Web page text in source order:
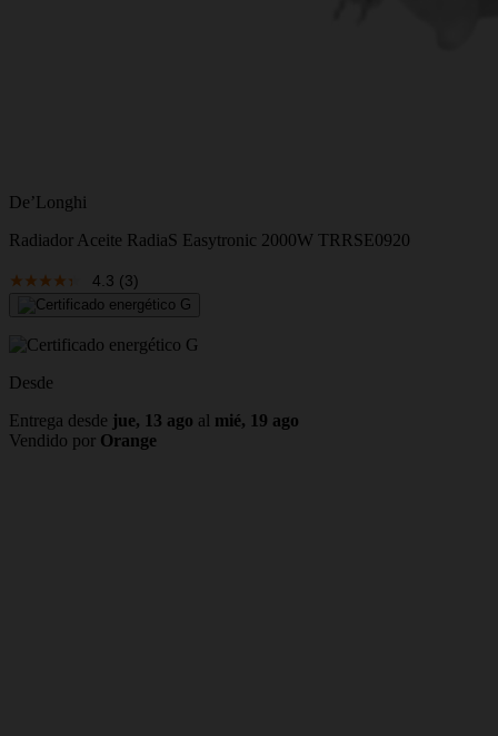
De’Longhi
Radiador Aceite RadiaS Easytronic 2000W TRRSE0920
4.3 (3)
Desde
Entrega desde jue, 13 ago al mié, 19 ago
Vendido por Orange